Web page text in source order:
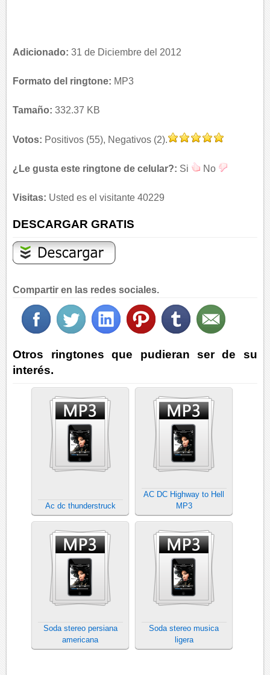
Adicionado: 31 de Diciembre del 2012
Formato del ringtone: MP3
Tamaño: 332.37 KB
Votos: Positivos (55), Negativos (2).
¿Le gusta este ringtone de celular?: Si No
Visitas: Usted es el visitante 40229
DESCARGAR GRATIS
Compartir en las redes sociales.
Otros ringtones que pudieran ser de su
interés.
Ac dc thunderstruck
AC DC Highway to Hell
MP3
Soda stereo persiana
americana
Soda stereo musica
ligera